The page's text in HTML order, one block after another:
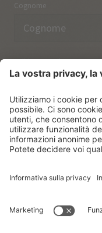
Cognome
Indirizzo email
Ho preso nota
© Vitalpina Hotels Südtirol